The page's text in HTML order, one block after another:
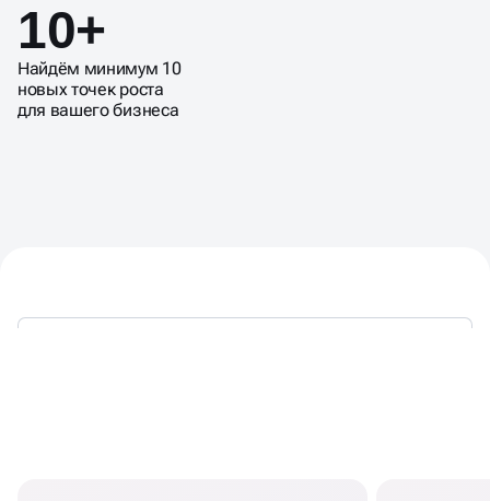
10+
Найдём минимум 10
новых точек роста
для вашего бизнеса